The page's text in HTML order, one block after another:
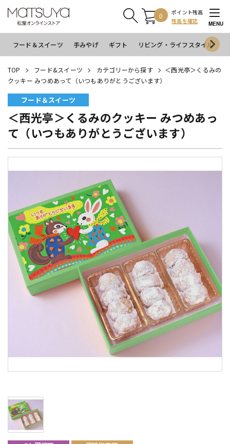
0
ポイント残高
残高を確認
MENU
フード＆スイーツ 手みやげ ギフト リビング・ライフスタイル
TOP フード&スイーツ カテゴリーから探す
＜西光亭＞くるみの
クッキー みつめあって（いつもありがとうございます）
フード＆スイーツ
＜西光亭＞くるみのクッキー みつめあっ
て（いつもありがとうございます）